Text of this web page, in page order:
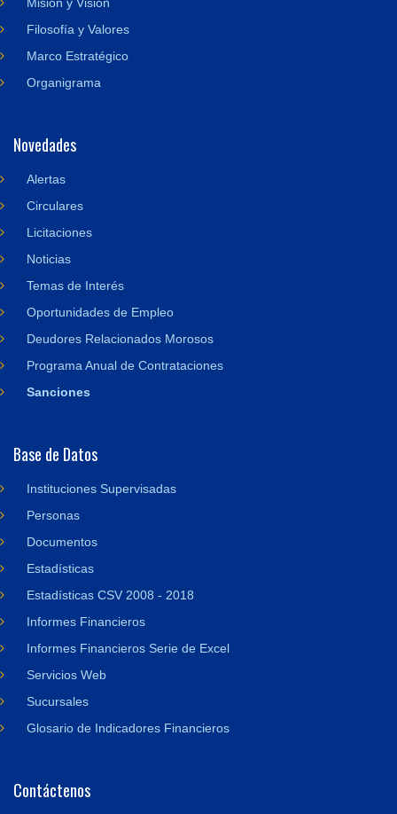
Filosofía y Valores
Marco Estratégico
Organigrama
Novedades
Alertas
Circulares
Licitaciones
Noticias
Temas de Interés
Oportunidades de Empleo
Deudores Relacionados Morosos
Programa Anual de Contrataciones
Sanciones
Base de Datos
Instituciones Supervisadas
Personas
Documentos
Estadísticas
Estadísticas CSV 2008 - 2018
Informes Financieros
Informes Financieros Serie de Excel
Servicios Web
Sucursales
Glosario de Indicadores Financieros
Contáctenos